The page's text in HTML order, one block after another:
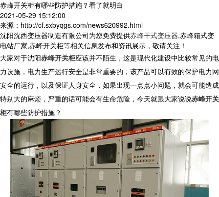
赤峰开关柜有哪些防护措施？看了就明白
2021-05-29 15:12:00
来源：http://cf.sxbyqgs.com/news620992.html
沈阳沈西变压器制造有限公司为您免费提供赤峰干式变压器,赤峰箱式变
电站厂家,赤峰开关柜等相关信息发布和资讯展示，敬请关注！
大家对于沈阳赤峰开关柜应该并不陌生，这是现代化建设中比较常见的电
力设施，电力生产运行安全是非常重要的，该产品可以有效的保护电力网
安全的运行，以及保证人身安全，如果出现一点点小问题，就会可能造成
特别大的麻烦，严重的话可能会有生命危险，今天就跟大家说说赤峰开关
柜有哪些防护措施？